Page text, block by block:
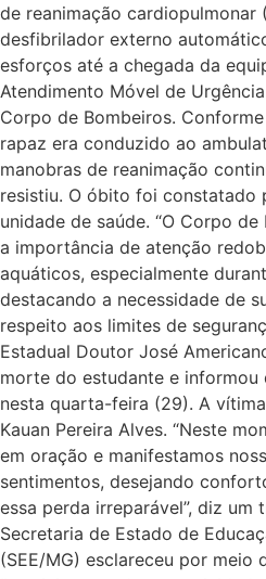
de reanimação cardiopulmonar
desfibrilador externo
esforços até a chegada da
Atendimento Móvel de
Corpo de Bombeiros.
rapaz era conduzido ao
manobras de reanimação
resistiu. O óbito foi constatado
unidade de saúde. “O Corpo
a importância de atenção
aquáticos, especialmente
destacando a necessidade de
respeito aos limites de
Estadual Doutor José
morte do estudante e
nesta quarta-feira (29). A
Kauan Pereira Alves. “Neste
em oração e manifestamos
sentimentos, desejando
essa perda irreparável”, diz um
Secretaria de Estado de
(SEE/MG) esclareceu por meio